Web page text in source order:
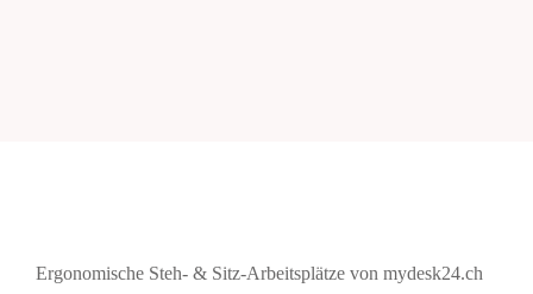
Ergonomische Steh- & Sitz-Arbeitsplätze von mydesk24.ch